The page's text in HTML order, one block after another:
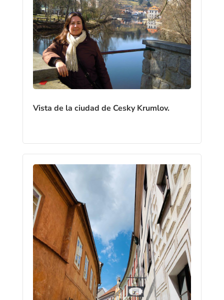
Vista de la ciudad de Cesky Krumlov.